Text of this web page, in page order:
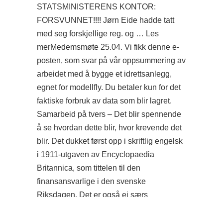
STATSMINISTERENS KONTOR:
FORSVUNNET!!!! Jørn Eide hadde tatt
med seg forskjellige reg. og … Les
merMedemsmøte 25.04. Vi fikk denne e-
posten, som svar på vår oppsummering av
arbeidet med å bygge et idrettsanlegg,
egnet for modellfly. Du betaler kun for det
faktiske forbruk av data som blir lagret.
Samarbeid på tvers – Det blir spennende
å se hvordan dette blir, hvor krevende det
blir. Det dukket først opp i skriftlig engelsk
i 1911-utgaven av Encyclopaedia
Britannica, som tittelen til den
finansansvarlige i den svenske
Riksdagen. Det er også ei særs